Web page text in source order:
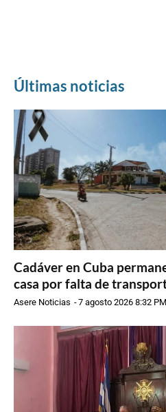
Últimas noticias
Cadáver en Cuba
casa por falta de
Asere Noticias -7 agosto 2026 8:32 PM